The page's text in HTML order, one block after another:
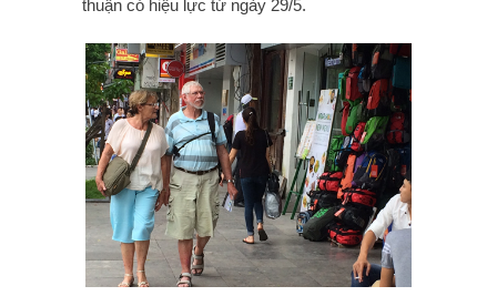
thuận có hiệu lực từ ngày 29/5.